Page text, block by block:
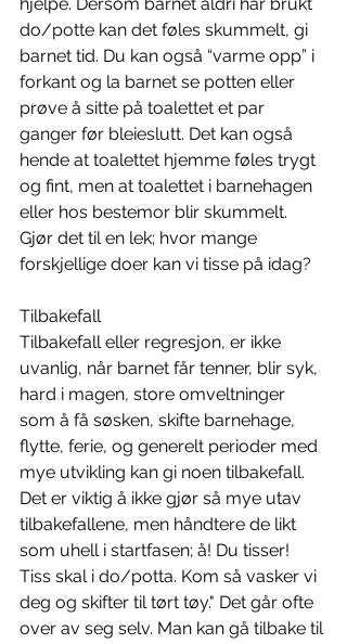
do/potte kan det føles skummelt, gi
barnet tid. Du kan også “varme opp” i
forkant og la barnet se potten eller
prøve å sitte på toalettet et par
ganger før bleieslutt. Det kan også
hende at toalettet hjemme føles trygt
og fint, men at toalettet i barnehagen
eller hos bestemor blir skummelt.
Gjør det til en lek; hvor mange
forskjellige doer kan vi tisse på idag?
Tilbakefall
Tilbakefall eller regresjon, er ikke
uvanlig, når barnet får tenner, blir syk,
hard i magen, store omveltninger
som å få søsken, skifte barnehage,
flytte, ferie, og generelt perioder med
mye utvikling kan gi noen tilbakefall.
Det er viktig å ikke gjør så mye utav
tilbakefallene, men håndtere de likt
som uhell i startfasen; å! Du tisser!
Tiss skal i do/potta. Kom så vasker vi
deg og skifter til tørt tøy." Det går ofte
over av seg selv. Man kan gå tilbake til